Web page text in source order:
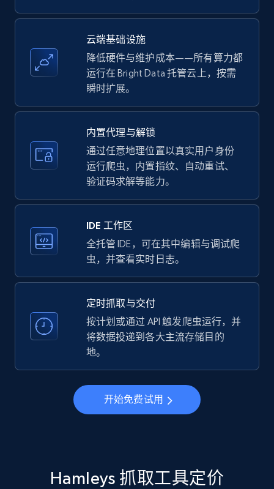
Amazon products - find products by using
upc numbers
price, Currency, Availability, Reviews count, and
more.
5.7K+
LinkedIn company information
ID, Name, Country code, Locations, Followers,
Employees in linkedin, About, Specialties, and
33.5K+ 3.5K+ 注册使用
Instagram - Profiles
Account, Fbid, ID, Followers, Posts count, Is
business account, Is professional account, Is
云端基础设施
降低硬件与维护成本——所有算力都
运行在 Bright Data 托管云上，按需
瞬时扩展。
内置代理与解锁
通过任意地理位置以真实用户身份
运行爬虫，内置指纹、自动重试、
验证码求解等能力。
IDE 工作区
全托管 IDE，可在其中编辑与调试爬
虫，并查看实时日志。
定时抓取与交付
按计划或通过 API 触发爬虫运行，并
将数据投递到各大主流存储目的
地。
开始免费试用
Hamleys 抓取工具定价